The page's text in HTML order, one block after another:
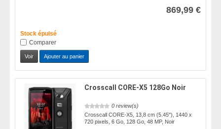
869,99 €
Stock épuisé
Comparer
Voir Ajouter au panier
Crosscall CORE-X5 128Go Noir
0 review(s)
Crosscall CORE-X5, 13,8 cm (5.45"), 1440 x
720 pixels, 6 Go, 128 Go, 48 MP, Noir